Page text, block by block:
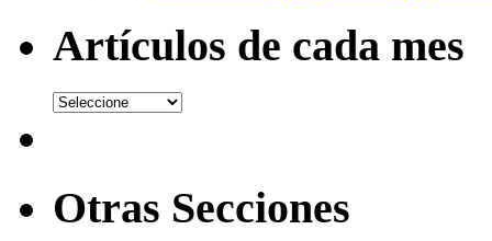
Artículos de cada mes
Otras Secciones